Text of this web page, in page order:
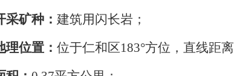
采矿种：建筑用闪长岩 ；
理位置：位于仁和区183°方位，直线距离